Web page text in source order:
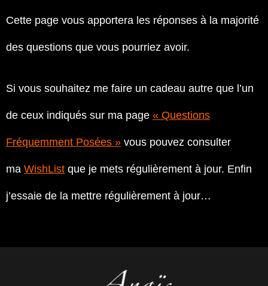
Cette page vous apportera les réponses à la majorité
des questions que vous pourriez avoir.
Si vous souhaitez me faire un cadeau autre que l’un
de ceux indiqués sur ma page « Questions
Fréquemment Posées » vous pouvez consulter
ma WishList que je mets régulièrement à jour. Enfin
j’essaie de la mettre régulièrement à jour…